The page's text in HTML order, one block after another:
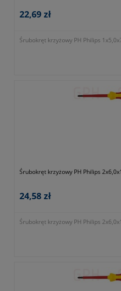
22,69 zł
Śrubokręt krzyżowy PH Philips
Śrubokręt krzyżowy PH Philips
24,58 zł
Śrubokręt krzyżowy PH Philips